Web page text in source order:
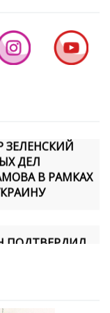
МОРЯ НЕ
ЗЕЛЕНСКИЙ
ДЕЛ
В РАМКАХ
ПОДТВЕРДИЛ
ФОРМИРУЕТ